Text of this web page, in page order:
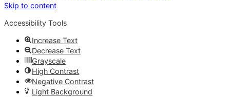
Skip to content
Accessibility Tools
Increase Text
Decrease Text
Grayscale
High Contrast
Negative Contrast
Light Background